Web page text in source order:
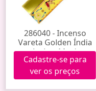
286040 - Incenso
Vareta Golden Índia
Amber Musk
Cadastre-se para
ver os preços